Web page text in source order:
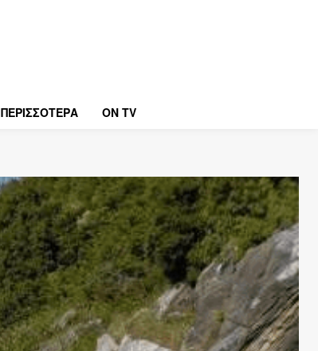
ΠΕΡΙΣΣΟΤΕΡΑ ON TV